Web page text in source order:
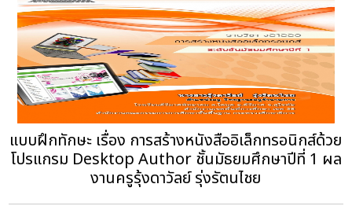
แบบฝึกทักษะ เรื่อง การสร้างหนังสืออิเล็กทรอนิกส์ด้วย
โปรแกรม Desktop Author ชั้นมัธยมศึกษาปีที่ 1 ผล
งานครูรุ้งดาวัลย์ รุ่งรัตนไชย